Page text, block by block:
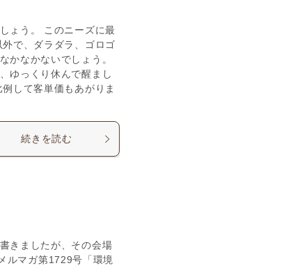
ょう。 このニーズに最
で、ダラダラ、ゴロゴ
かなかないでしょう。
ゆっくり休んで醒まし
して客単価もあがりま
続きを読む
きましたが、その会場
ルマガ第1729号「環境